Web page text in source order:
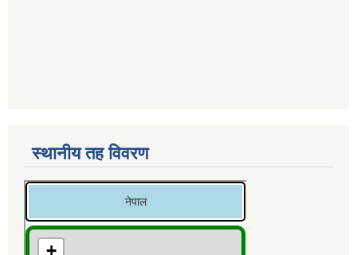
स्थानीय तह विवरण